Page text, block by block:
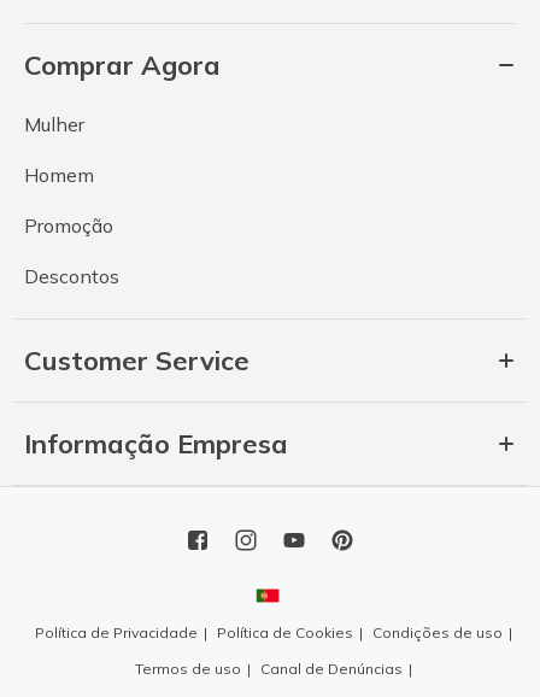
Comprar Agora
Mulher
Homem
Promoção
Descontos
Customer Service
Informação Empresa
Política de Privacidade Política de Cookies
Condições de uso
Termos de uso
Canal de Denúncias